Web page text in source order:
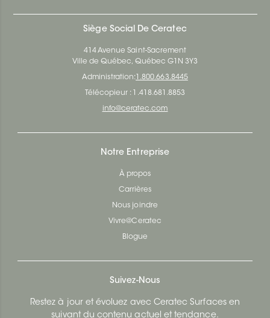
Siège Social De Ceratec
414 Avenue Saint-Sacrement
Ville de Québec, Québec G1N 3Y3
Administration: 1.800.663.8445
Télécopieur : 1.418.681.8853
info@ceratec.com
Notre Entreprise
À propos
Carrières
Nous joindre
Vivre@Ceratec
Blogue
Suivez-Nous
Restez à jour et évoluez avec Ceratec Surfaces en
suivant du contenu actuel et tendance.